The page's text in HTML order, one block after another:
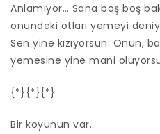
Anlamıyor… Sana boş boş
önündeki otları yemeyi
Sen yine kızıyorsun. Onun,
yemesine yine mani
{*}{*}{*}
Bir koyunun var…